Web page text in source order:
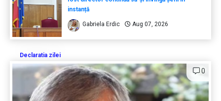
instanță
Gabriela Erdic Aug 07, 2026
Declaratia zilei
0